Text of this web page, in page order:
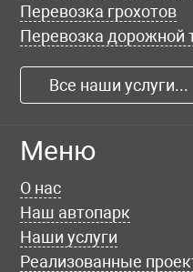
Перевозка грохотов
Перевозка дорожной
Все наши услуги...
Меню
О нас
Наш автопарк
Наши услуги
Реализованные